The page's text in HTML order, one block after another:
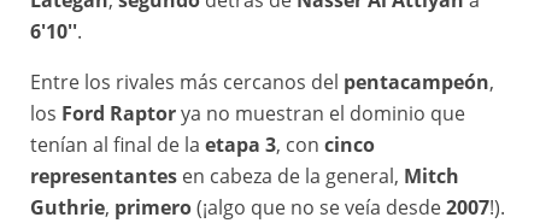
6'10''.
Entre los rivales más cercanos del pentacampeón,
los Ford Raptorya no muestran el dominio que
tenían al final de la etapa 3, con cinco
representantes en cabeza de la general, Mitch
Guthrie, primero(¡algo que no se veía desde2007!).